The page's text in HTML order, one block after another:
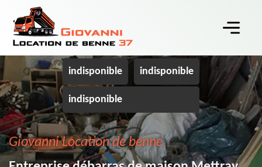
indisponible indisponible
indisponible
Giovanni Location de benne